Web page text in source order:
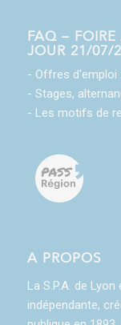
FAQ –
JOUR 21/07/
- Offres d'emploi
- Stages,
- Les motifs de
A PROPOS
La S.P.A. de
indépendante,